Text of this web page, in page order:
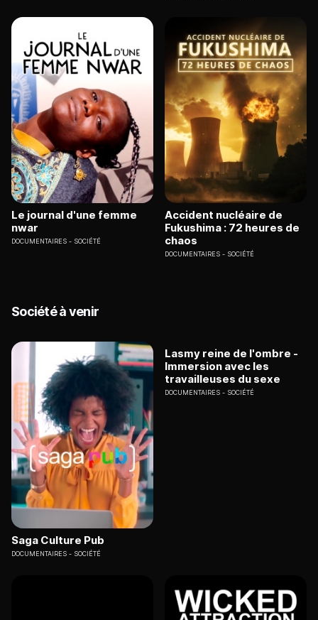
Le journal d'une femme
nwar
DOCUMENTAIRES SOCIÉTÉ
Accident nucléaire de
Fukushima : 72 heures de
chaos
DOCUMENTAIRES SOCIÉTÉ
Société à venir
Saga Culture Pub
DOCUMENTAIRES SOCIÉTÉ
Lasmy reine de l'ombre -
Immersion avec les
travailleuses du sexe
DOCUMENTAIRES SOCIÉTÉ